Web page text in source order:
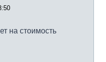
на стоимость